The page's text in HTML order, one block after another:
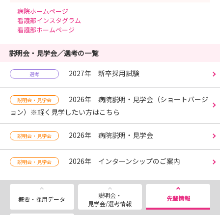
病院ホームページ
看護部インスタグラム
看護部ホームページ
説明会・見学会／選考の一覧
選考 2027年 新卒採用試験
説明会・見学会
2026年 病院説明・見学会（ショートバージ
ョン）※軽く見学したい方はこちら
説明会・見学会 2026年 病院説明・見学会
説明会・見学会 2026年 インターンシップのご案内
概要・採用データ
説明会・
見学会/選考情報
先輩情報